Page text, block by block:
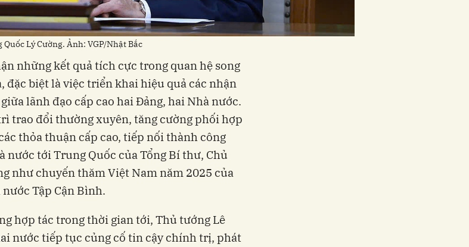
Lý Cường. Ảnh: VGP/Nhật Bắc
những kết quả tích cực trong quan hệ song
đặc biệt là việc triển khai hiệu quả các nhận
lãnh đạo cấp cao hai Đảng, hai Nhà nước.
trao đổi thường xuyên, tăng cường phối hợp
thỏa thuận cấp cao, tiếp nối thành công
nước tới Trung Quốc của Tổng Bí thư, Chủ
như chuyến thăm Việt Nam năm 2025 của
Tập Cận Bình.
hợp tác trong thời gian tới, Thủ tướng Lê
nước tiếp tục củng cố tin cậy chính trị, phát